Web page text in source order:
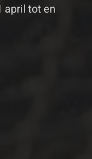
april tot en